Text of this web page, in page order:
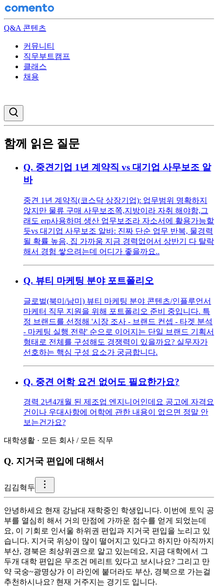
Q&A 콘텐츠
커뮤니티
직무부트캠프
클래스
채용
함께 읽은 질문
Q. 중견기업 1년 계약직 vs 대기업 사무보조 알
바
중견 1년 계약직(코스닥 상장기업): 업무범위 명확하지
않지만 물류 구매 사무보조쪽,지방이라 자취 해야함,그
래도 erp사용하며 생산 업무보조라 자소서에 활용가능할
듯vs 대기업 사무보조 알바: 진짜 단순 업무 반복, 물경력
될 확률 높음, 집 가까움 지금 경력없어서 상반기 다 탈락
해서 경험 쌓으려는데 어디가 좋을까요..
Q. 뷰티 마케팅 분야 포트폴리오
글로벌(북미/남미) 뷰티 마케팅 분야 콘텐츠/인플루언서
마케터 직무 지원을 위해 포트폴리오 준비 중입니다. 특
정 브랜드를 선정해 '시장 조사 - 브랜드 컨셉 - 타겟 분석
- 마케팅 실행 전략' 순으로 이어지는 단일 브랜드 기획서
형태로 전체를 구성해도 경쟁력이 있을까요? 실무자가
선호하는 핵심 구성 요소가 궁금합니다.
Q. 중견 어학 요건 없어도 필요한가요?
경력 2년4개월 된 제조업 엔지니어인데요 공고에 자격요
건이나 우대사항에 어학에 관한 내용이 없으면 정말 안
보는건가요?
대학생활 · 모든 회사 / 모든 직무
Q. 지거국 편입에 대해서
김김혁두
안녕하세요 현재 강남대 재학중인 학생입니다. 이번에 토익 공
부를 열심히 해서 거의 만점에 가까운 점수를 얻게 되었는데
요, 이 기회로 인서울 하위권 편입과 지거국 편입을 노리고 있
습니다. 지거국 위상이 많이 떨어지고 있다고 하지만 아직까지
부산, 경북은 최상위권으로 알고 있는데요, 지금 대학에서 그
두개 대학 편입은 무조건 메리트 있다고 보시나요? 그리고 만
약 국숭~광명상가 이 라인에 붙더라도 부산, 경북으로 가는걸
추천하시나요? 현재 거주지는 경기도 입니다.